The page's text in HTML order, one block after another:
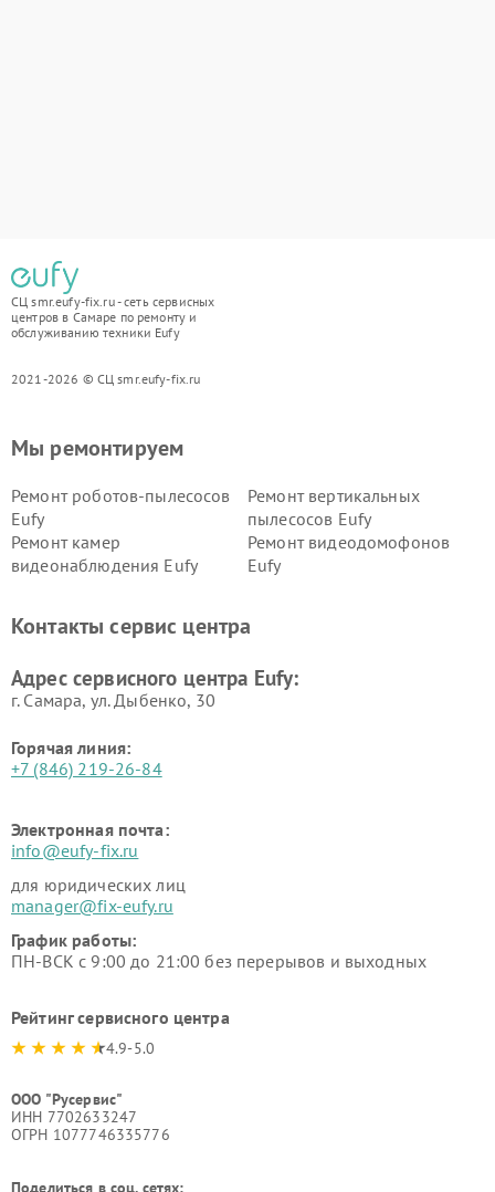
СЦ smr.eufy-fix.ru - сеть сервисных
центров в Самаре по ремонту и
обслуживанию техники Eufy
2021-2026 © СЦ smr.eufy-fix.ru
Мы ремонтируем
Ремонт роботов-пылесосов
Eufy
Ремонт вертикальных
пылесосов Eufy
Ремонт камер
видеонаблюдения Eufy
Ремонт видеодомофонов
Eufy
Контакты сервис центра
Адрес сервисного центра Eufy:
г. Самара, ул. Дыбенко, 30
Горячая линия:
+7 (846) 219-26-84
Электронная почта:
info@eufy-fix.ru
для юридических лиц
manager@fix-eufy.ru
График работы:
ПН-ВСК с 9:00 до 21:00 без перерывов и выходных
Рейтинг сервисного центра
4.9-5.0
ООО "Русервис"
ИНН 7702633247
ОГРН 1077746335776
Поделиться в соц. сетях: